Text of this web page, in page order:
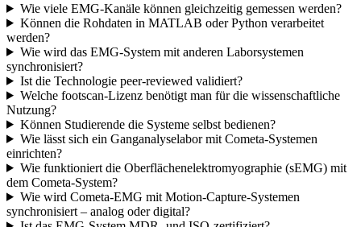
Wie viele EMG-Kanäle können gleichzeitig gemessen werden?
Können die Rohdaten in MATLAB oder Python verarbeitet
werden?
Wie wird das EMG-System mit anderen Laborsystemen
synchronisiert?
Ist die Technologie peer-reviewed validiert?
Welche footscan-Lizenz benötigt man für die wissenschaftliche
Nutzung?
Können Studierende die Systeme selbst bedienen?
Wie lässt sich ein Ganganalyselabor mit Cometa-Systemen
einrichten?
Wie funktioniert die Oberflächenelektromyographie (sEMG) mit
dem Cometa-System?
Wie wird Cometa-EMG mit Motion-Capture-Systemen
synchronisiert – analog oder digital?